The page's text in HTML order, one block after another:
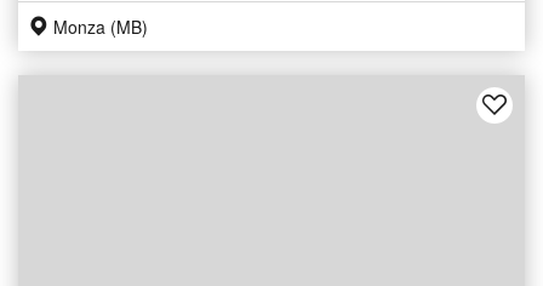
Monza (MB)